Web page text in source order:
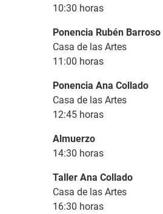
10:30 horas
Ponencia Rubén Barroso
Casa de las Artes
11:00 horas
Ponencia Ana Collado
Casa de las Artes
12:45 horas
Almuerzo
14:30 horas
Taller Ana Collado
Casa de las Artes
16:30 horas